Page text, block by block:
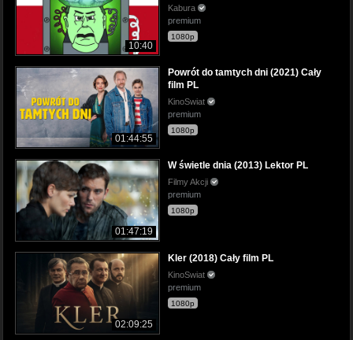
10:40
Kabura
premium
1080p
01:44:55
Powrót do tamtych dni (2021) Cały
film PL
KinoSwiat
premium
1080p
01:47:19
W świetle dnia (2013) Lektor PL
Filmy Akcji
premium
1080p
02:09:25
Kler (2018) Cały film PL
KinoSwiat
premium
1080p